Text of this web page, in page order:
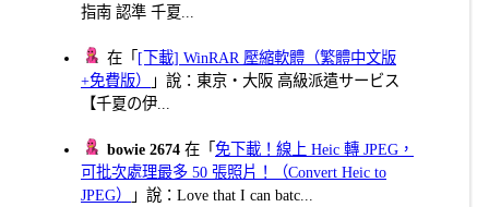
指南 認準 千夏...
在「 [下載] WinRAR 壓縮軟體（繁體中文版
+免費版）
」說：東京・大阪 高級派遣サービス
【千夏の伊...
bowie 2674 在「免下載！線上 Heic 轉 JPEG，
可批次處理最多 50 張照片！（Convert Heic to
JPEG）
」說：Love that I can batc...